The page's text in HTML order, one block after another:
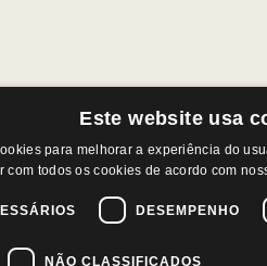
Este website usa
para melhorar a experiência do
com todos os cookies de acordo com
DESEMPENHO
NÃO CLASSIFICADOS